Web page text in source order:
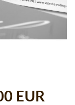
EUR